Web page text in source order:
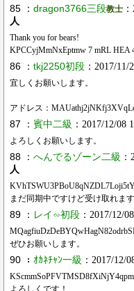
85 ： dragon3766三段教士
人
Thank you for bears!
KPCCyjMmNxEptmw 7 mRL HEA
86 ： tkj2250初段 ：2017/11/
宜しくお願いします。
アドレス：
87 ： 賓中二級 ：2017/12/08
よろしくお願いします。
88 ： へんでるゾーン二級
人
まだ同期中ですけど受け取れま
89 ： レイ∽初段 ：2017/12/
ぜひお願いします。
90 ： ｵｶﾈﾁｬﾝ一級 ：2017/12/
よろしくです！